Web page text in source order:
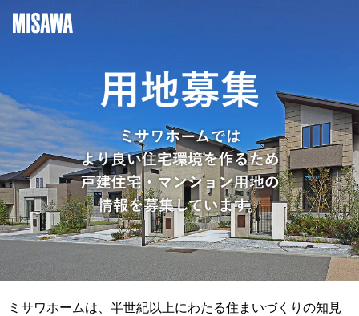
ミサワホームは、半世紀以上にわたる住まいづくりの知見